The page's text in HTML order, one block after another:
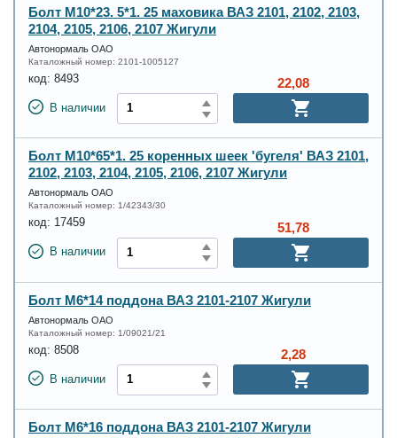
Болт М10*23. 5*1. 25 маховика ВАЗ 2101, 2102, 2103,
2104, 2105, 2106, 2107 Жигули
Автонормаль ОАО
Каталожный номер: 2101-1005127
код: 8493
В наличии
22,08
Болт М10*65*1. 25 коренных шеек 'бугеля' ВАЗ 2101,
2102, 2103, 2104, 2105, 2106, 2107 Жигули
Автонормаль ОАО
Каталожный номер: 1/42343/30
код: 17459
В наличии
51,78
Болт М6*14 поддона ВАЗ 2101-2107 Жигули
Автонормаль ОАО
Каталожный номер: 1/09021/21
код: 8508
В наличии
2,28
Болт М6*16 поддона ВАЗ 2101-2107 Жигули